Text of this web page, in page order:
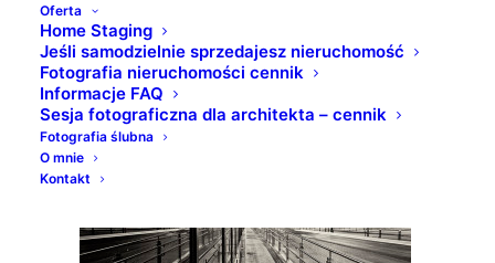
Oferta
Home Staging
Jeśli samodzielnie sprzedajesz nieruchomość
Fotografia nieruchomości cennik
Informacje FAQ
Sesja fotograficzna dla architekta – cennik
Fotografia ślubna
O mnie
Kontakt